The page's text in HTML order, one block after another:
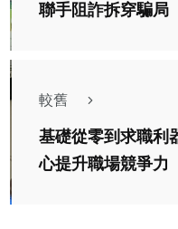
聯手阻詐拆穿騙局
較舊
基礎從零到求職利
心提升職場競爭力